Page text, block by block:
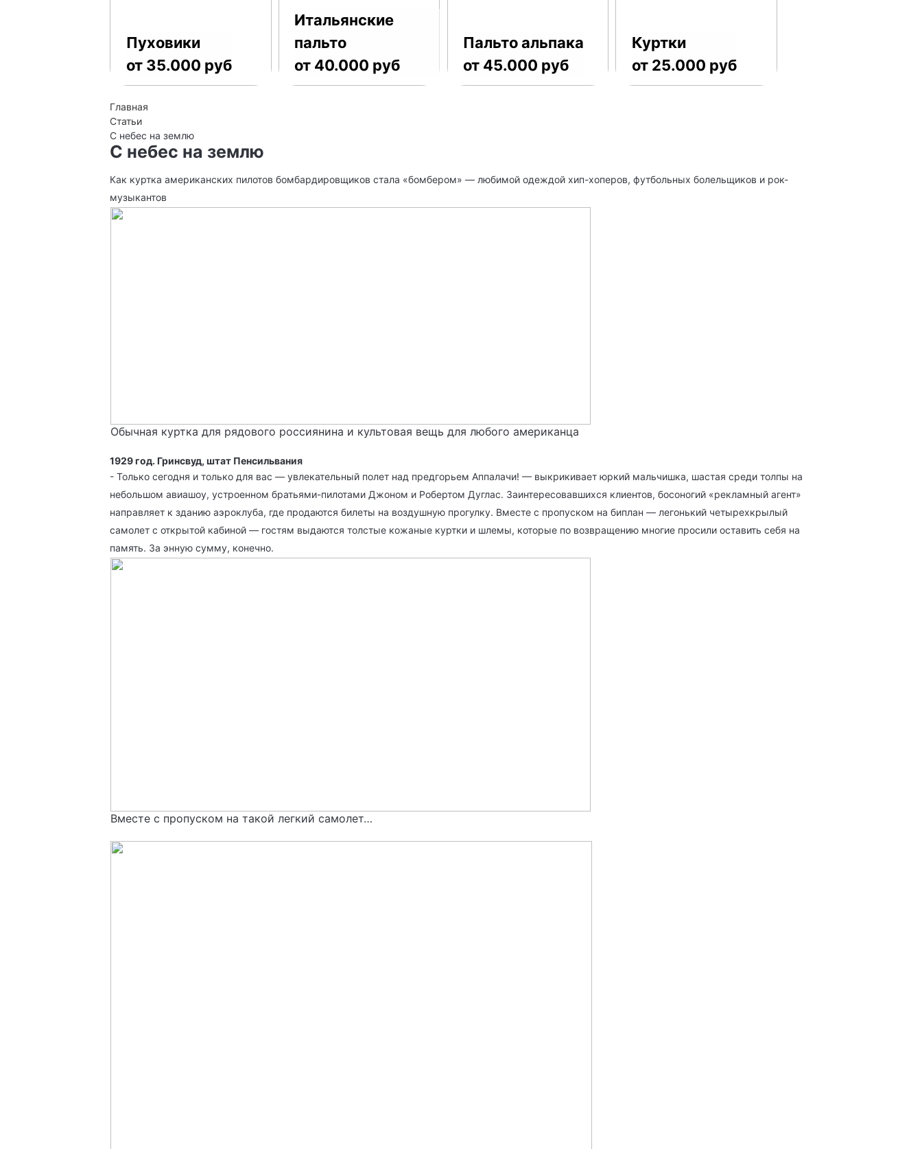
Пуховики
от 35.000 руб
Итальянские
пальто
от 40.000 руб
Пальто альпака
от 45.000 руб
Куртки
от 25.000 руб
Главная
Статьи
С небес на землю
С небес на землю
Как куртка американских пилотов бомбардировщиков стала «бомбером» — любимой одеждой хип-хоперов, футбольных болельщиков и рок-
музыкантов
Обычная куртка для рядового россиянина и культовая вещь для любого американца
1929 год. Гринсвуд, штат Пенсильвания
- Только сегодня и только для вас — увлекательный полет над предгорьем Аппалачи! — выкрикивает юркий мальчишка, шастая среди толпы на
небольшом авиашоу, устроенном братьями-пилотами Джоном и Робертом Дуглас. Заинтересовавшихся клиентов, босоногий «рекламный агент»
направляет к зданию аэроклуба, где продаются билеты на воздушную прогулку. Вместе с пропуском на биплан — легонький четырехкрылый
самолет с открытой кабиной — гостям выдаются толстые кожаные куртки и шлемы, которые по возвращению многие просили оставить себя на
память. За энную сумму, конечно.
Вместе с пропуском на такой легкий самолет…